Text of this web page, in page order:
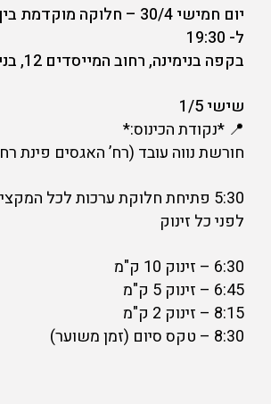
ל- 19:30
בקפה בנימינה, רחוב המייסדים 12, בנימינה
שישי 1/5
📍 *נקודת הכינוס:*
חורשת נווה עובד (רח’ האגסים פינת
לפני כל זינוק
6:30 – זינוק 10 ק"מ
6:45 – זינוק 5 ק"מ
8:15 – זינוק 2 ק"מ
8:30 – טקס סיום (זמן משוער)